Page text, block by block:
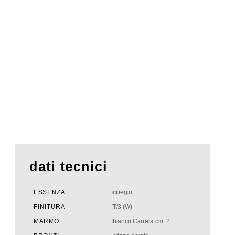
dati tecnici
ESSENZA ciliegio
FINITURA T/3 (W)
MARMO bianco Carrara cm. 2